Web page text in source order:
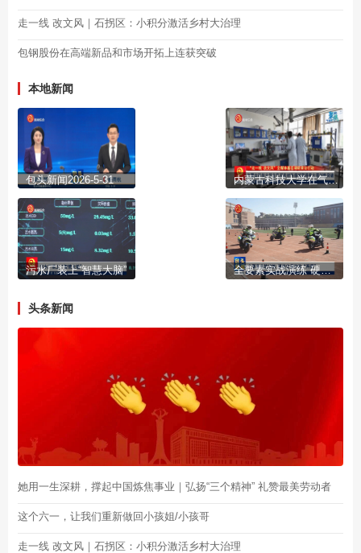
走一线 改文风｜石拐区：小积分激活乡村大治理
包钢股份在高端新品和市场开拓上连获突破
本地新闻
包头新闻2026-5-31 内蒙古科技大学在气凝胶材料领域取得重大原创性突破
污水厂装上“智慧大脑” 全要素实战演练 硬核安保护航“两赛”
头条新闻
她用一生深耕，撑起中国炼焦事业｜弘扬“三个精神” 礼赞最美劳动者
这个六一，让我们重新做回小孩姐/小孩哥
走一线 改文风｜石拐区：小积分激活乡村大治理